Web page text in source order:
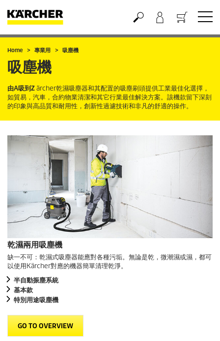
購物車
Home 專業用 吸塵機
吸塵機
由A吸到Zärcher乾濕吸塵器和其配置的吸塵刷頭提供工業最佳化選擇，
如貿易，汽車，合約物業清潔和其它行業最佳解決方案。該機款留下深刻
的印象與高品質和耐用性，創新性過濾技術和非凡的舒適的操作。
乾濕兩用吸塵機
缺一不可：乾濕式吸塵器能應對各種污垢。無論是乾，微潮濕或濕，都可
以使用Kärcher對應的機器簡單清理乾淨。
半自動振塵系統
基本款
特別用途吸塵機
GO TO OVERVIEW